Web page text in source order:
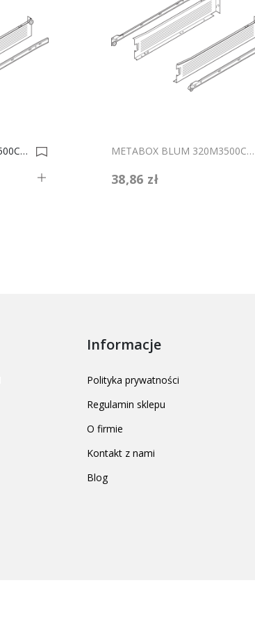
METABOX BLUM 320M4500C15 MX SZARY 8.6cm 0001065 METABOX BLUM 320M3500C15 MX SZARY 8.6cm 0001061
38,86 zł
Informacje
Polityka prywatności
Regulamin sklepu
O firmie
Kontakt z nami
Blog